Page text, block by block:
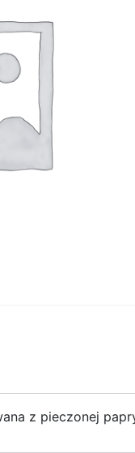
z pieczonej